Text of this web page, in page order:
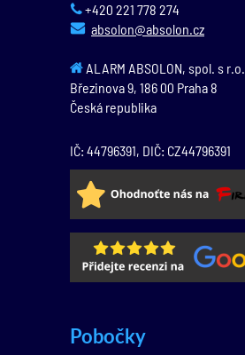
+420 221 778 274
absolon@absolon.cz
ALARM ABSOLON, spol. s r.o.
Březinova 9, 186 00 Praha 8
Česká republika
IČ: 44796391, DIČ: CZ44796391
Pobočky